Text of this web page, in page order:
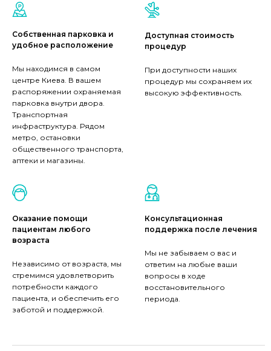
Собственная парковка и
удобное расположение
Мы находимся в самом
центре Киева. В вашем
распоряжении охраняемая
парковка внутри двора.
Транспортная
инфраструктура. Рядом
метро, остановки
общественного транспорта,
аптеки и магазины.
Доступная стоимость
процедур
При доступности наших
процедур мы сохраняем их
высокую эффективность.
Оказание помощи
пациентам любого
возраста
Независимо от возраста, мы
стремимся удовлетворить
потребности каждого
пациента, и обеспечить его
заботой и поддержкой.
Консультационная
поддержка после лечения
Мы не забываем о вас и
ответим на любые ваши
вопросы в ходе
восстановительного
периода.